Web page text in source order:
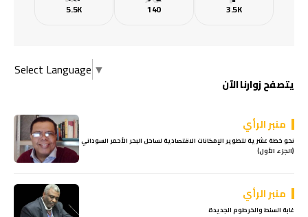
3.5K
140
5.5K
Select Language ▼
يتصفح زوارنا الآن
منبر الرأي
نحو خطة عشرية لتطوير الإمكانات الاقتصادية لساحل البحر الأحمر السوداني
(الجزء الأول)
منبر الرأي
غابة السنط والخرطوم الجديدة